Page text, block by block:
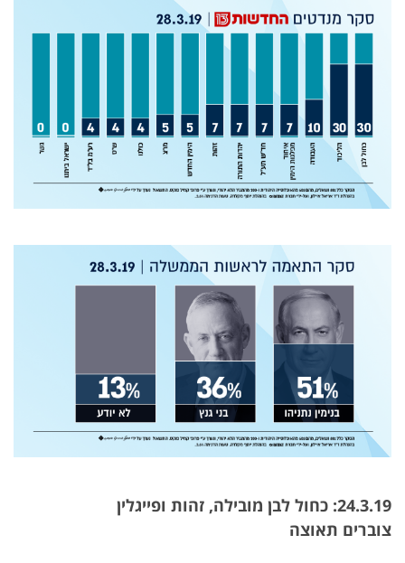
24.3.19: כחול לבן מובילה, זהות ופייגלין
צוברים תאוצה